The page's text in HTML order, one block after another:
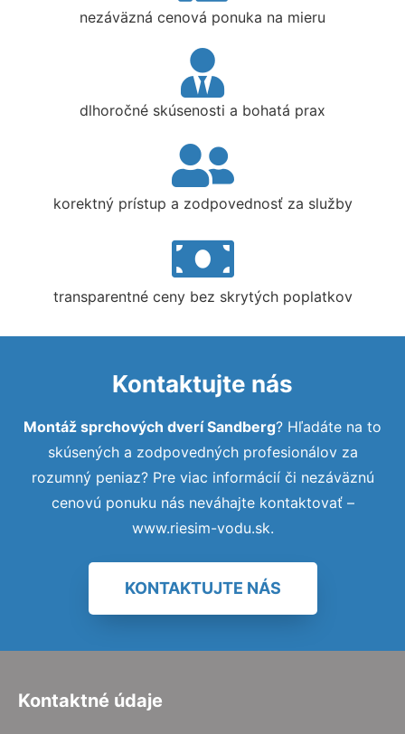
nezáväzná cenová ponuka na mieru
dlhoročné skúsenosti a bohatá prax
korektný prístup a zodpovednosť za služby
transparentné ceny bez skrytých poplatkov
Kontaktujte nás
Montáž sprchových dverí Sandberg? Hľadáte na to
skúsených a zodpovedných profesionálov za
rozumný peniaz? Pre viac informácií či nezáväznú
cenovú ponuku nás neváhajte kontaktovať –
www.riesim-vodu.sk.
KONTAKTUJTE NÁS
Kontaktné údaje